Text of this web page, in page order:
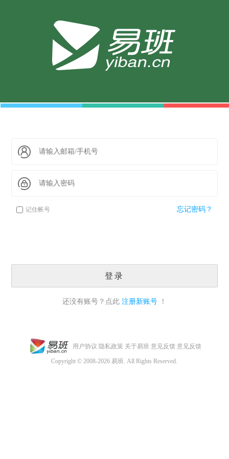
记住帐号 忘记密码？
登录
还没有账号？点此 注册新账号 ！
用户协议 隐私政策 关于易班 意见反馈 意见反馈
Copyright © 2008-2026 易班. All Rights Reserved.